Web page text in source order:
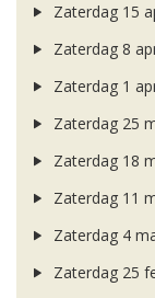
Zaterdag 15
Zaterdag 8
Zaterdag 1
Zaterdag 25
Zaterdag 18
Zaterdag 11
Zaterdag 4
Zaterdag 25